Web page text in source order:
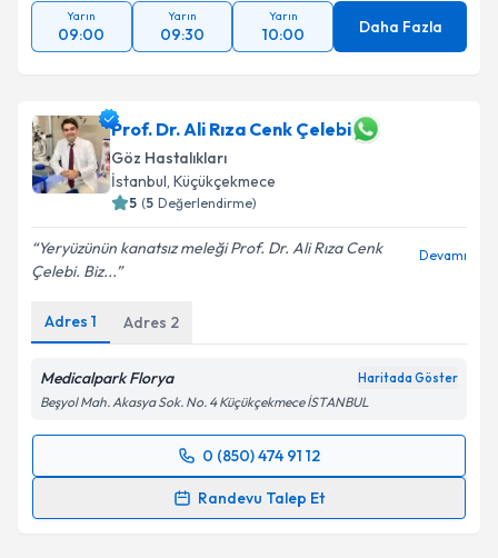
Yarın
09:00
Yarın
09:30
Yarın
10:00 Daha Fazla
Prof. Dr. Ali Rıza Cenk Çelebi
Göz Hastalıkları
İstanbul, Küçükçekmece
5 (5 Değerlendirme)
Yeryüzünün kanatsız meleği Prof. Dr. Ali Rıza Cenk
Çelebi. Biz...
Devamı
Adres 1 Adres 2
Medicalpark Florya Haritada Göster
Beşyol Mah. Akasya Sok. No. 4 Küçükçekmece İSTANBUL
0 (850) 474 91 12
Randevu Talep Et
Randevu Takvimi Talebi